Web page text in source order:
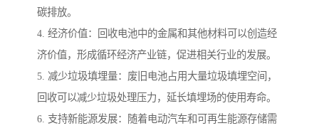
碳排放。
4. 经济价值：回收电池中的金属和其他材料可以创造经
济价值，形成循环经济产业链，促进相关行业的发展。
5. 减少垃圾填埋量：废旧电池占用大量垃圾填埋空间，
回收可以减少垃圾处理压力，延长填埋场的使用寿命。
6. 支持新能源发展：随着电动汽车和可再生能源存储需